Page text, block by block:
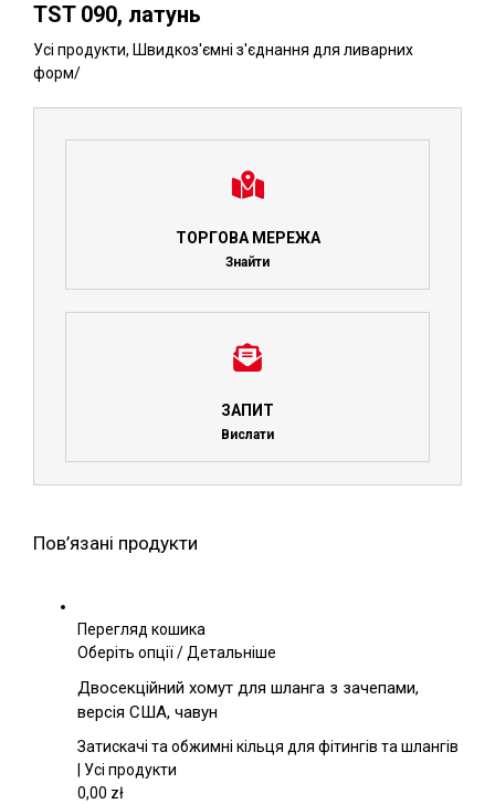
TST 090, латунь
Усі продукти, Швидкоз'ємні з'єднання для ливарних
форм/
ТОРГОВА МЕРЕЖА
Знайти
ЗАПИТ
Вислати
Пов’язані продукти
Перегляд кошика
Оберіть опціїЦей
має
кілька
варіантів.
Параметри
/Детальніше
Двосекційний хомут для шланга з зачепами,
версія США, чавун
Затискачі та обжимні кільця для фітингів та шлангів
| Усі продукти
0,00 zł